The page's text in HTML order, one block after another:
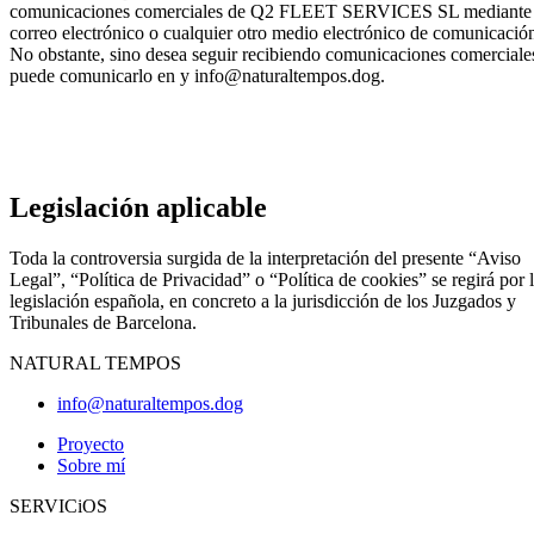
comunicaciones comerciales de Q2 FLEET SERVICES SL mediante
correo electrónico o cualquier otro medio electrónico de
No obstante, sino desea seguir recibiendo comunicaciones
puede comunicarlo en y info@naturaltempos.dog.
Legislación aplicable
Toda la controversia surgida de la interpretación del presente “Aviso
Legal”, “Política de Privacidad” o “Política de cookies” se regirá por
legislación española, en concreto a la jurisdicción de los Juzgados y
Tribunales de Barcelona.
NATURAL TEMPOS
info@naturaltempos.dog
Proyecto
Sobre mí
SERVICiOS